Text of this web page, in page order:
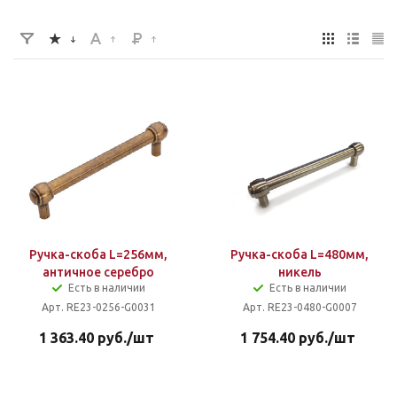
Ручка-скоба L=256мм,
античное серебро
Есть в наличии
Арт. RE23-0256-G0031
1 363.40 руб./шт
Ручка-скоба L=480мм,
никель
Есть в наличии
Арт. RE23-0480-G0007
1 754.40 руб./шт